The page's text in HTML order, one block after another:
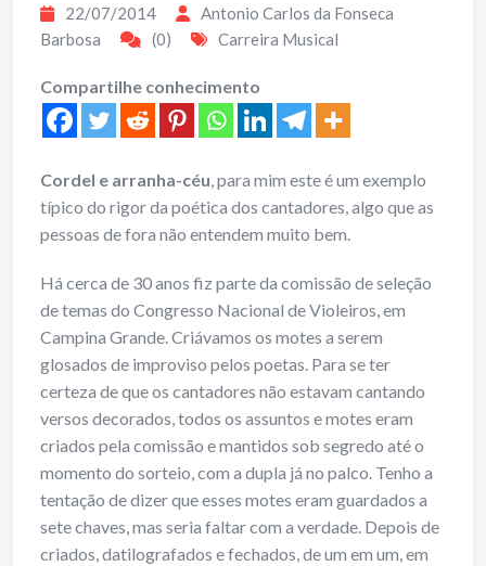
22/07/2014
Antonio Carlos da Fonseca
Barbosa
(0) Carreira Musical
Compartilhe conhecimento
Cordel e arranha-céu, para mim este é um exemplo
típico do rigor da poética dos cantadores, algo que as
pessoas de fora não entendem muito bem.
Há cerca de 30 anos fiz parte da comissão de seleção
de temas do Congresso Nacional de Violeiros, em
Campina Grande. Criávamos os motes a serem
glosados de improviso pelos poetas. Para se ter
certeza de que os cantadores não estavam cantando
versos decorados, todos os assuntos e motes eram
criados pela comissão e mantidos sob segredo até o
momento do sorteio, com a dupla já no palco. Tenho a
tentação de dizer que esses motes eram guardados a
sete chaves, mas seria faltar com a verdade. Depois de
criados, datilografados e fechados, de um em um, em